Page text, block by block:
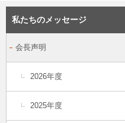
私たちのメッセージ
会長声明
2026年度
2025年度